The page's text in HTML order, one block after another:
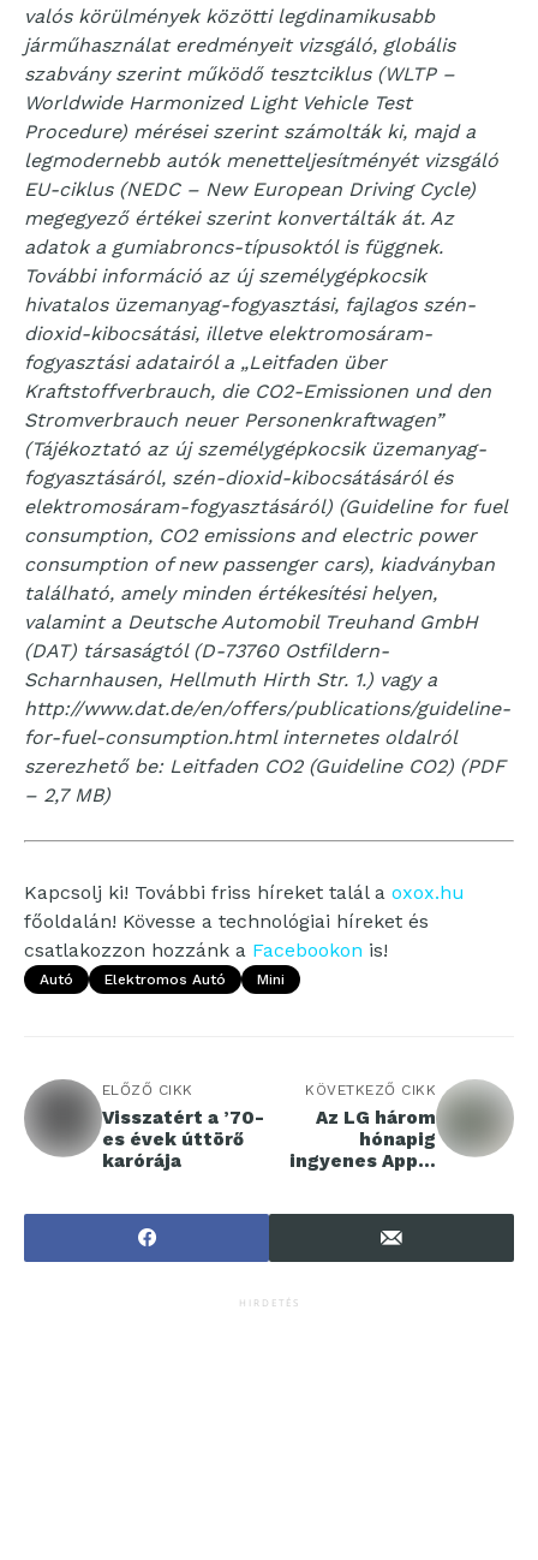
valós körülmények közötti legdinamikusabb
járműhasználat eredményeit vizsgáló, globális
szabvány szerint működő tesztciklus (WLTP –
Worldwide Harmonized Light Vehicle Test
Procedure) mérései szerint számolták ki, majd a
legmodernebb autók menetteljesítményét vizsgáló
EU-ciklus (NEDC – New European Driving Cycle)
megegyező értékei szerint konvertálták át. Az
adatok a gumiabroncs-típusoktól is függnek.
További információ az új személygépkocsik
hivatalos üzemanyag-fogyasztási, fajlagos szén-
dioxid-kibocsátási, illetve elektromosáram-
fogyasztási adatairól a „Leitfaden über
Kraftstoffverbrauch, die CO2-Emissionen und den
Stromverbrauch neuer Personenkraftwagen”
(Tájékoztató az új személygépkocsik üzemanyag-
fogyasztásáról, szén-dioxid-kibocsátásáról és
elektromosáram-fogyasztásáról) (Guideline for fuel
consumption, CO2 emissions and electric power
consumption of new passenger cars), kiadványban
található, amely minden értékesítési helyen,
valamint a Deutsche Automobil Treuhand GmbH
(DAT) társaságtól (D-73760 Ostfildern-
Scharnhausen, Hellmuth Hirth Str. 1.) vagy a
http://www.dat.de/en/offers/publications/guideline-
for-fuel-consumption.html internetes oldalról
szerezhető be: Leitfaden CO2 (Guideline CO2) (PDF
– 2,7 MB)
Kapcsolj ki! További friss híreket talál a oxox.hu
főoldalán! Kövesse a technológiai híreket és
csatlakozzon hozzánk a Facebookon is!
Autó Elektromos Autó Mini
ELŐZŐ CIKK
Visszatért a ’70-
es évek úttörő
karórája
KÖVETKEZŐ CIKK
Az LG három
hónapig
ingyenes Apple
HIRDETÉS